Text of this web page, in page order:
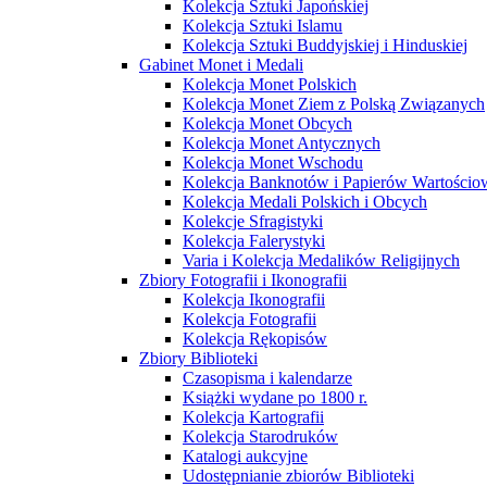
Kolekcja Sztuki Japońskiej
Kolekcja Sztuki Islamu
Kolekcja Sztuki Buddyjskiej i Hinduskiej
Gabinet Monet i Medali
Kolekcja Monet Polskich
Kolekcja Monet Ziem z Polską Związanych
Kolekcja Monet Obcych
Kolekcja Monet Antycznych
Kolekcja Monet Wschodu
Kolekcja Banknotów i Papierów
Kolekcja Medali Polskich i Obcych
Kolekcje Sfragistyki
Kolekcja Falerystyki
Varia i Kolekcja Medalików Religijnych
Zbiory Fotografii i Ikonografii
Kolekcja Ikonografii
Kolekcja Fotografii
Kolekcja Rękopisów
Zbiory Biblioteki
Czasopisma i kalendarze
Książki wydane po 1800 r.
Kolekcja Kartografii
Kolekcja Starodruków
Katalogi aukcyjne
Udostępnianie zbiorów Biblioteki